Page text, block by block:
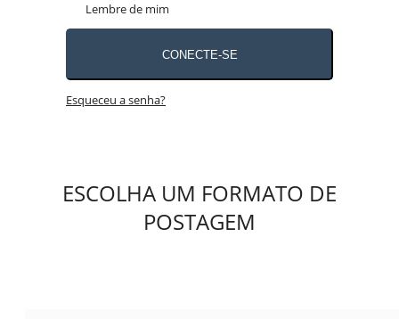
Lembre de mim
CONECTE-SE
Esqueceu a senha?
ESCOLHA UM FORMATO DE
POSTAGEM